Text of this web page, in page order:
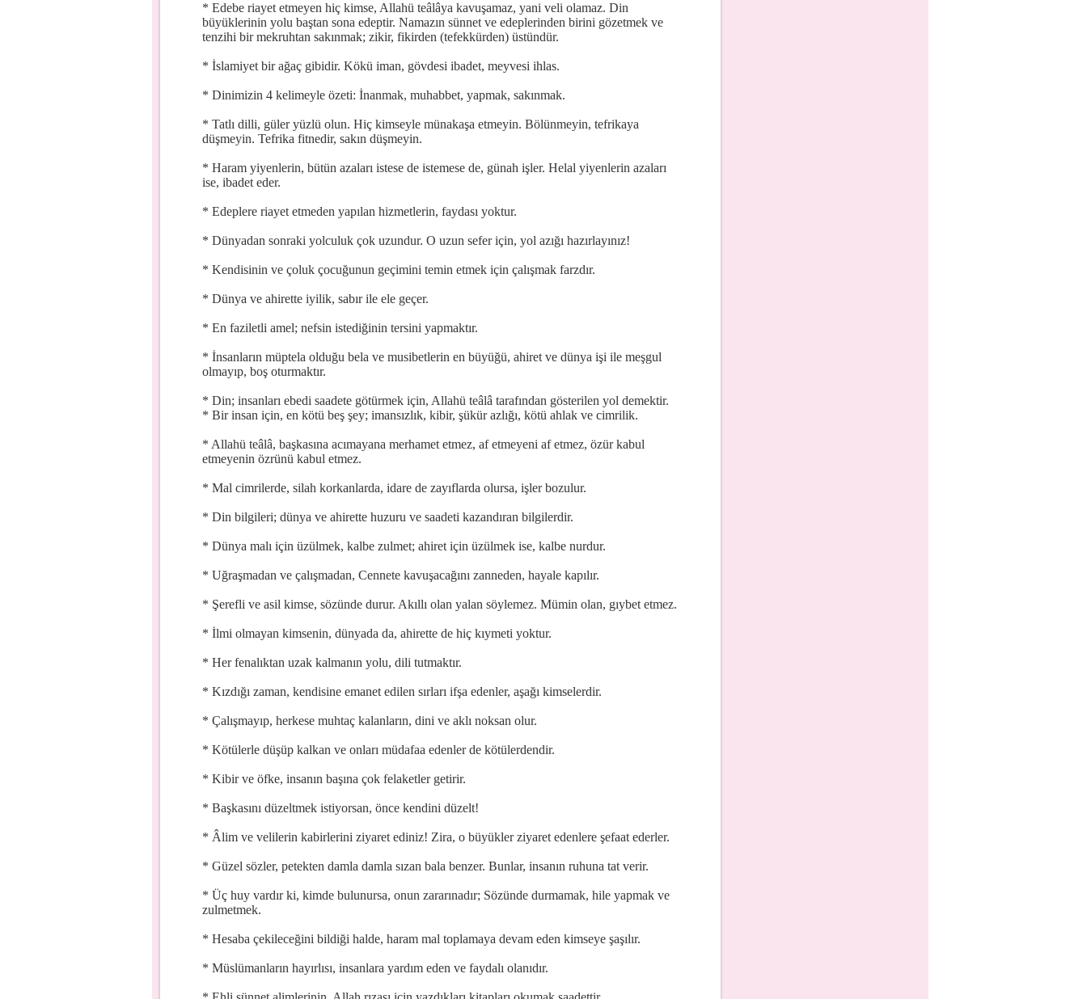
* Edebe riayet etmeyen hiç kimse, Allahü teâlâya kavuşamaz, yani veli olamaz. Din
büyüklerinin yolu baştan sona edeptir. Namazın sünnet ve edeplerinden birini gözetmek ve
tenzihi bir mekruhtan sakınmak; zikir, fikirden (tefekkürden) üstündür.
* İslamiyet bir ağaç gibidir. Kökü iman, gövdesi ibadet, meyvesi ihlas.
* Dinimizin 4 kelimeyle özeti: İnanmak, muhabbet, yapmak, sakınmak.
* Tatlı dilli, güler yüzlü olun. Hiç kimseyle münakaşa etmeyin. Bölünmeyin, tefrikaya
düşmeyin. Tefrika fitnedir, sakın düşmeyin.
* Haram yiyenlerin, bütün azaları istese de istemese de, günah işler. Helal yiyenlerin azaları
ise, ibadet eder.
* Edeplere riayet etmeden yapılan hizmetlerin, faydası yoktur.
* Dünyadan sonraki yolculuk çok uzundur. O uzun sefer için, yol azığı hazırlayınız!
* Kendisinin ve çoluk çocuğunun geçimini temin etmek için çalışmak farzdır.
* Dünya ve ahirette iyilik, sabır ile ele geçer.
* En faziletli amel; nefsin istediğinin tersini yapmaktır.
* İnsanların müptela olduğu bela ve musibetlerin en büyüğü, ahiret ve dünya işi ile meşgul
olmayıp, boş oturmaktır.
* Din; insanları ebedi saadete götürmek için, Allahü teâlâ tarafından gösterilen yol demektir.
* Bir insan için, en kötü beş şey; imansızlık, kibir, şükür azlığı, kötü ahlak ve cimrilik.
* Allahü teâlâ, başkasına acımayana merhamet etmez, af etmeyeni af etmez, özür kabul
etmeyenin özrünü kabul etmez.
* Mal cimrilerde, silah korkanlarda, idare de zayıflarda olursa, işler bozulur.
* Din bilgileri; dünya ve ahirette huzuru ve saadeti kazandıran bilgilerdir.
* Dünya malı için üzülmek, kalbe zulmet; ahiret için üzülmek ise, kalbe nurdur.
* Uğraşmadan ve çalışmadan, Cennete kavuşacağını zanneden, hayale kapılır.
* Şerefli ve asil kimse, sözünde durur. Akıllı olan yalan söylemez. Mümin olan, gıybet etmez.
* İlmi olmayan kimsenin, dünyada da, ahirette de hiç kıymeti yoktur.
* Her fenalıktan uzak kalmanın yolu, dili tutmaktır.
* Kızdığı zaman, kendisine emanet edilen sırları ifşa edenler, aşağı kimselerdir.
* Çalışmayıp, herkese muhtaç kalanların, dini ve aklı noksan olur.
* Kötülerle düşüp kalkan ve onları müdafaa edenler de kötülerdendir.
* Kibir ve öfke, insanın başına çok felaketler getirir.
* Başkasını düzeltmek istiyorsan, önce kendini düzelt!
* Âlim ve velilerin kabirlerini ziyaret ediniz! Zira, o büyükler ziyaret edenlere şefaat ederler.
* Güzel sözler, petekten damla damla sızan bala benzer. Bunlar, insanın ruhuna tat verir.
* Üç huy vardır ki, kimde bulunursa, onun zararınadır; Sözünde durmamak, hile yapmak ve
zulmetmek.
* Hesaba çekileceğini bildiği halde, haram mal toplamaya devam eden kimseye şaşılır.
* Müslümanların hayırlısı, insanlara yardım eden ve faydalı olanıdır.